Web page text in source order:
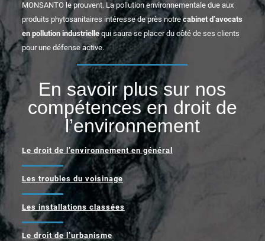
MONSANTO le prouvent. La pollution environnementale due aux
produits phytosanitaires intéresse de près notre cabinet d’avocats
en pollution industriellequi saura se placer du côté de ses clients
pour une défense active.
En savoir plus sur nos
compétences en droit de
l’environnement
Le droit de l’environnement en général
Les troubles du voisinage
Les installations classées
Le droit de l’urbanisme